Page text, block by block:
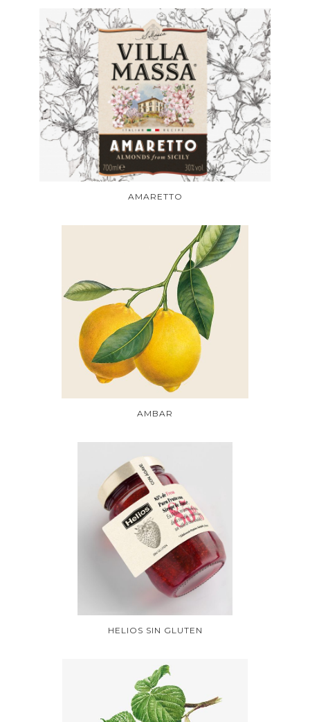
AMARETTO
AMBAR
HELIOS SIN GLUTEN